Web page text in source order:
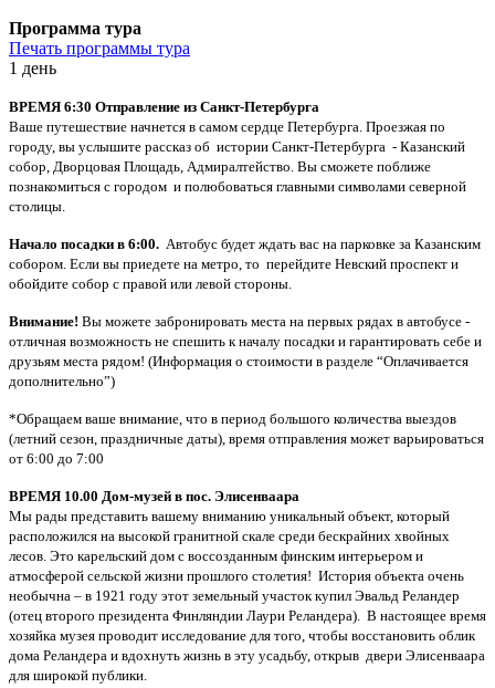
Программа тура
Печать программы тура
1 день
ВРЕМЯ 6:30 Отправление из Санкт-Петербурга
Ваше путешествие начнется в самом сердце Петербурга. Проезжая по
городу, вы услышите рассказ об истории Санкт-Петербурга - Казанский
собор, Дворцовая Площадь, Адмиралтейство. Вы сможете поближе
познакомиться с городом и полюбоваться главными символами северной
столицы.
Начало посадки в 6:00. Автобус будет ждать вас на парковке за Казанским
собором. Если вы приедете на метро, то перейдите Невский проспект и
обойдите собор с правой или левой стороны.
Внимание! Вы можете забронировать места на первых рядах в автобусе -
отличная возможность не спешить к началу посадки и гарантировать себе и
друзьям места рядом! (Информация о стоимости в разделе “Оплачивается
дополнительно”)
*Обращаем ваше внимание, что в период большого количества выездов
(летний сезон, праздничные даты), время отправления может варьироваться
от 6:00 до 7:00
ВРЕМЯ 10.00 Дом-музей в пос. Элисенваара
Мы рады представить вашему вниманию уникальный объект, который
расположился на высокой гранитной скале среди бескрайних хвойных
лесов. Это карельский дом с воссозданным финским интерьером и
атмосферой сельской жизни прошлого столетия! История объекта очень
необычна – в 1921 году этот земельный участок купил Эвальд Реландер
(отец второго президента Финляндии Лаури Реландера). В настоящее время
хозяйка музея проводит исследование для того, чтобы восстановить облик
дома Реландера и вдохнуть жизнь в эту усадьбу, открыв двери Элисенваара
для широкой публики.